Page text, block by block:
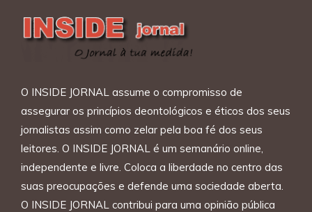
O INSIDE JORNAL assume o compromisso de
assegurar os princípios deontológicos e éticos dos seus
jornalistas assim como zelar pela boa fé dos seus
leitores. O INSIDE JORNAL é um semanário online,
independente e livre. Coloca a liberdade no centro das
suas preocupações e defende uma sociedade aberta.
O INSIDE JORNAL contribui para uma opinião pública